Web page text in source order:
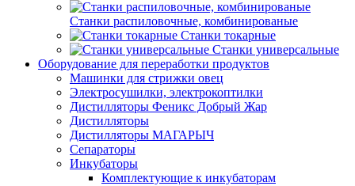
Станки распиловочные, комбинированые
Станки токарные
Станки универсальные
Оборудование для переработки продуктов
Машинки для стрижки овец
Электросушилки, электрокоптилки
Дистилляторы Феникс Добрый Жар
Дистилляторы
Дистилляторы МАГАРЫЧ
Сепараторы
Инкубаторы
Комплектующие к инкубаторам